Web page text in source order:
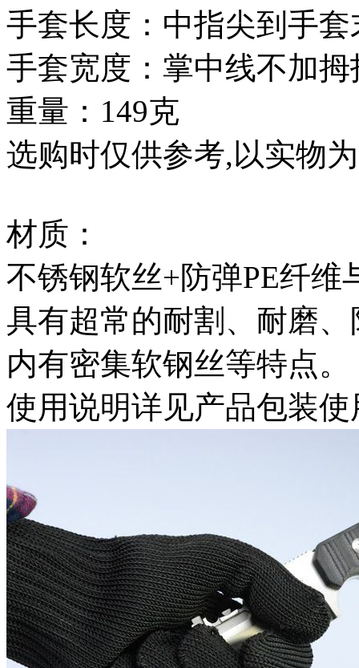
手套长度：中指尖到手套
手套宽度：掌中线不加
重量：149克
选购时仅供参考,以实物
材质：
不锈钢软丝+防弹PE纤
具有超常的耐割、耐磨
内有密集软钢丝等特点。
使用说明详见产品包装